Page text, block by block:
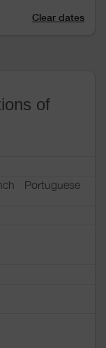
Clear dates
of
Portuguese